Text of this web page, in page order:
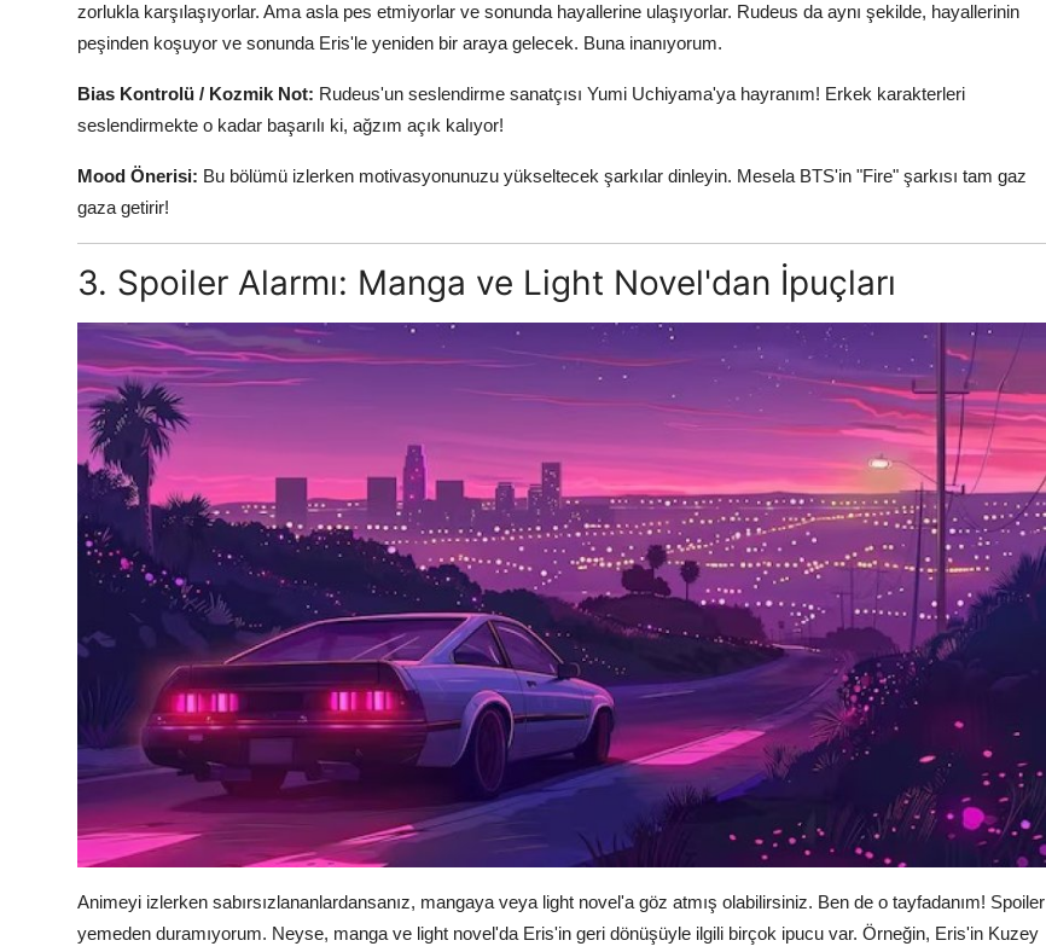
zorlukla karşılaşıyorlar. Ama asla pes etmiyorlar ve sonunda hayallerine ulaşıyorlar. Rudeus da aynı şekilde, hayallerinin
peşinden koşuyor ve sonunda Eris'le yeniden bir araya gelecek. Buna inanıyorum.
Bias Kontrolü / Kozmik Not: Rudeus'un seslendirme sanatçısı Yumi Uchiyama'ya hayranım! Erkek karakterleri
seslendirmekte o kadar başarılı ki, ağzım açık kalıyor!
Mood Önerisi: Bu bölümü izlerken motivasyonunuzu yükseltecek şarkılar dinleyin. Mesela BTS'in "Fire" şarkısı tam gaz
gaza getirir!
3. Spoiler Alarmı: Manga ve Light Novel'dan İpuçları
Animeyi izlerken sabırsızlananlardansanız, mangaya veya light novel'a göz atmış olabilirsiniz. Ben de o tayfadanım! Spoiler
yemeden duramıyorum. Neyse, manga ve light novel'da Eris'in geri dönüşüyle ilgili birçok ipucu var. Örneğin, Eris'in Kuzey